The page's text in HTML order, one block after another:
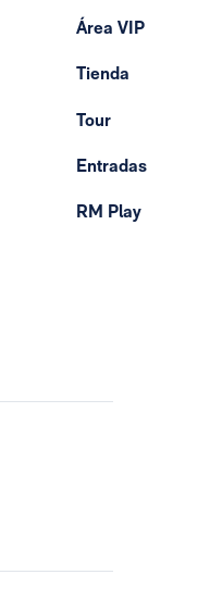
Área VIP
Tienda
Tour
Entradas
RM Play